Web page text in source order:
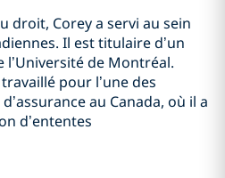
droit, Corey a servi au sein
Il est titulaire d’un
de Montréal.
pour l’une des
au Canada, où il a
d’ententes